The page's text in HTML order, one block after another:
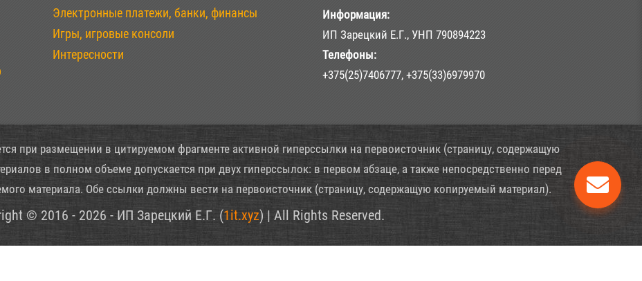
Электронные платежи, банки, финансы
Игры, игровые консоли
Интересности
Информация:
ИП Зарецкий Е.Г., УНП 790894223
Телефоны:
+375(25)7406777, +375(33)6979970
при размещении в цитируемом фрагменте активной гиперссылки на первоисточник (страницу, содержащую
в полном объеме допускается при двух гиперссылок: в первом абзаце, а также непосредственно перед
материала. Обе ссылки должны вести на первоисточник (страницу, содержащую копируемый материал).
© 2016 - 2026 - ИП Зарецкий Е.Г. (1it.xyz) | All Rights Reserved.